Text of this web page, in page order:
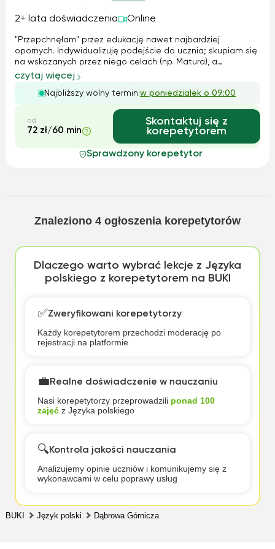
2+ lata doświadczenia Online
"Przepchnęłam" przez edukację nawet najbardziej
opornych. Indywidualizuję podejście do ucznia; skupiam się
na wskazanych przez niego celach (np. Matura), a
jednocześnie zachęcam do holistycznego rozwoju
humanistycznego, m. in. Pomagam wzbogacić zasób
słownictwa, zawsze służę dodatkowymi wskazaniami ...
czytaj więcej
Najbliższy wolny termin:w poniedziałek o 09:00
od
72 zł/60 min
Skontaktuj się z
korepetytorem
Sprawdzony korepetytor
Znaleziono 4 ogłoszenia korepetytorów
Dlaczego warto wybrać lekcje z Języka
polskiego z korepetytorem na BUKI
✅Zweryfikowani korepetytorzy
Każdy korepetytorem przechodzi moderację po
rejestracji na platformie
💼Realne doświadczenie w nauczaniu
Nasi korepetytorzy przeprowadzili ponad 100
zajęćz Języka polskiego
🔍Kontrola jakości nauczania
Analizujemy opinie uczniów i komunikujemy się z
wykonawcami w celu poprawy usług
BUKI Język polski Dąbrowa Górnicza